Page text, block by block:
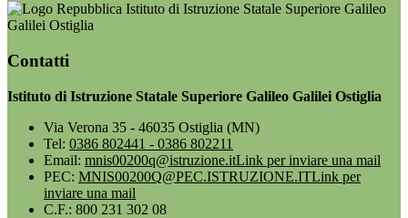
Istituto di Istruzione Statale Superiore Galileo
Galilei Ostiglia
Contatti
Istituto di Istruzione Statale Superiore Galileo Galilei Ostiglia
Via Verona 35 - 46035 Ostiglia (MN)
Tel: 0386 802441 - 0386 802211
Email: mnis00200q@istruzione.itLink per inviare una mail
PEC: MNIS00200Q@PEC.ISTRUZIONE.ITLink per
inviare una mail
C.F.: 800 231 302 08